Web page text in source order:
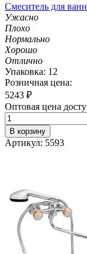
Смеситель для
Ужасно
Плохо
Нормально
Хорошо
Отлично
Упаковка: 12
Розничная цена:
5243 ₽
Оптовая цена
В корзину
Артикул: 5593